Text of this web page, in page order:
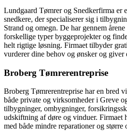
Lundgaard Tømrer og Snedkerfirma er
snedkere, der specialiserer sig i
Strand og omegn. De har gennem
forskellige typer byggeprojekter og
helt rigtige løsning. Firmaet tilbyder
vurderer dine behov og ønsker og giver
Broberg Tømrerentreprise
Broberg Tømrerentreprise har en bred
både private og virksomheder i Greve
tilbygninger, ombygninger,
udskiftning af døre og vinduer. Firmaet
med både mindre reparationer og større